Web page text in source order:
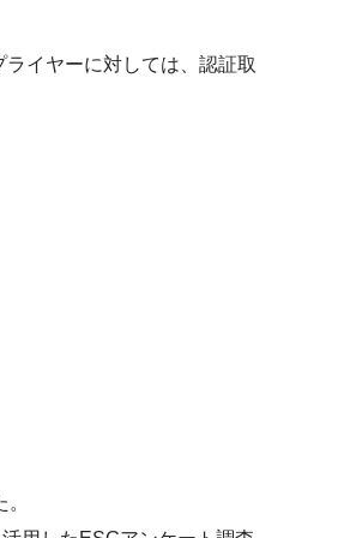
イヤーに対しては、認証取